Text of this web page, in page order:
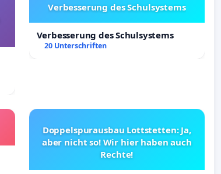
Verbesserung des Schulsystems
Verbesserung des Schulsystems
20 Unterschriften
Doppelspurausbau Lottstetten: Ja,
aber nicht so! Wir hier haben auch
Rechte!